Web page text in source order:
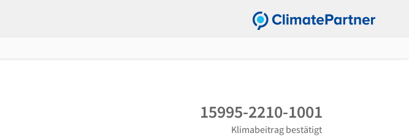
15995-2210-1001
Klimabeitrag bestätigt